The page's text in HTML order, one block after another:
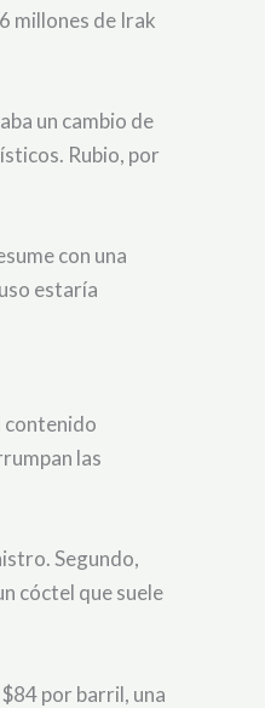
millones de Irak
un cambio de
Rubio, por
con una
estaría
contenido
las
Segundo,
cóctel que suele
por barril, una